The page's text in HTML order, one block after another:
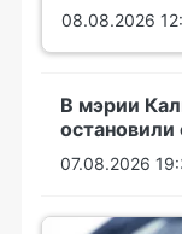
08.08.2026
В мэрии
остановили
07.08.2026